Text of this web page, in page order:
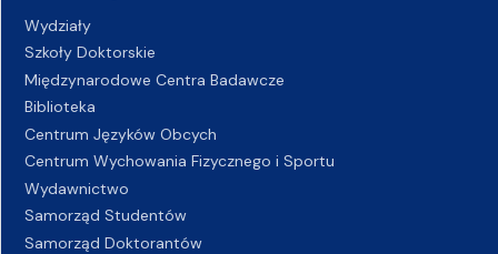
Wydziały
Szkoły Doktorskie
Międzynarodowe Centra Badawcze
Biblioteka
Centrum Języków Obcych
Centrum Wychowania Fizycznego i Sportu
Wydawnictwo
Samorząd Studentów
Samorząd Doktorantów